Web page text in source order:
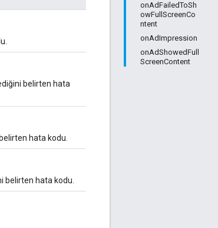
onAdFailedToSh
owFullScreenCo
ntent
onAdImpression
onAdShowedFull
ScreenContent
belirten hata
hata kodu.
belirten hata kodu.